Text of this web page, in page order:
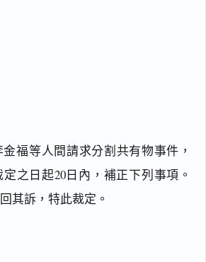
福等人間請求分割共有物事件，
之日起20日內，補正下列事項。
其訴，特此裁定。